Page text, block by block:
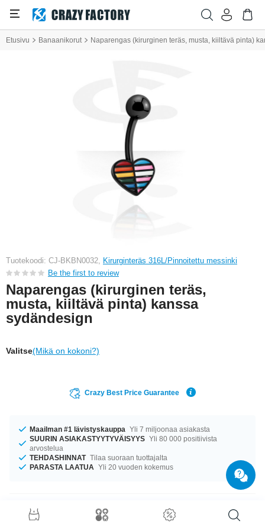
Etusivu Banaanikorut Naparengas (kirurginen teräs, musta, kiiltävä pinta)
Tuotekoodi: CJ-BKBN0032, Kirurginteräs 316L/Pinnoitettu messinki
Be the first to review
Naparengas (kirurginen teräs,
musta, kiiltävä pinta) kanssa
sydändesign
Valitse(Mikä on kokoni?)
Crazy Best Price Guarantee
Maailman #1 lävistyskauppa Yli 7 miljoonaa asiakasta
SUURIN ASIAKASTYYTYVÄISYYS Yli 80 000 positiivista
arvostelua
TEHDASHINNAT Tilaa suoraan tuottajalta
PARASTA LAATUA Yli 20 vuoden kokemus